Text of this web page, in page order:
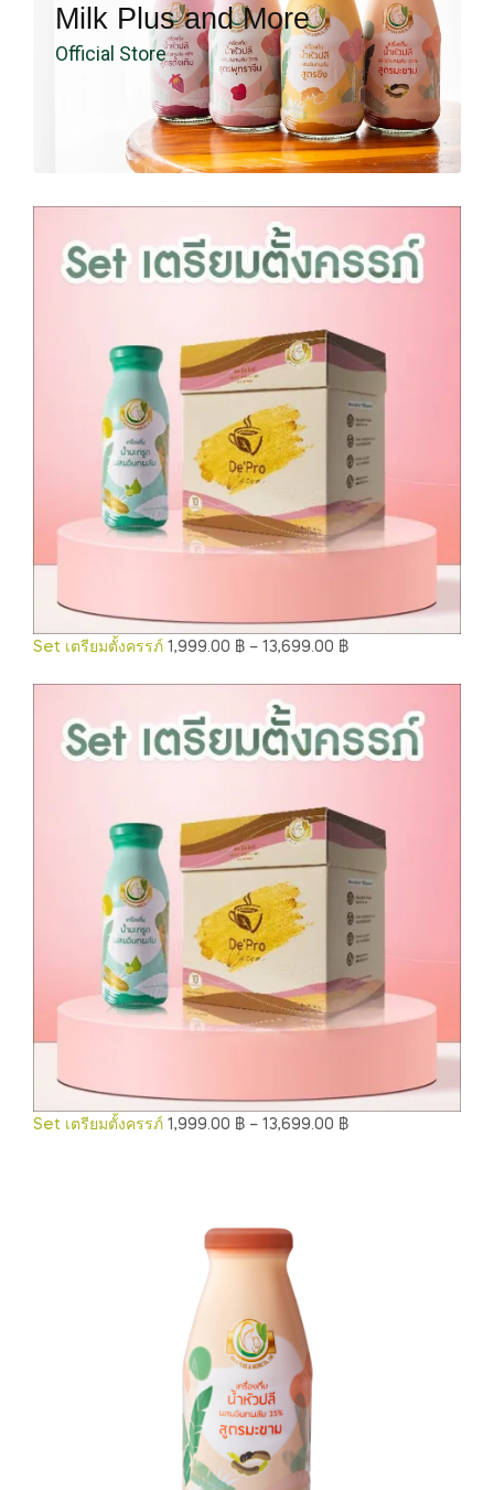
Milk Plus and More
Official Store
Set เตรียมตั้งครรภ์ 1,999.00 ฿ – 13,699.00 ฿
Set เตรียมตั้งครรภ์ 1,999.00 ฿ – 13,699.00 ฿